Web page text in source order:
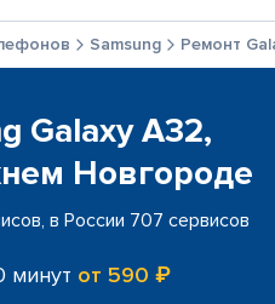
Samsung Ремонт
Galaxy A32,
Новгороде
в России 707 сервисов
минут от 590 ₽